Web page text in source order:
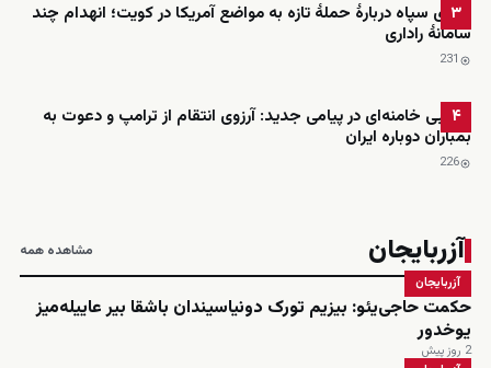
۳
ادعای سپاه دربارهٔ حملهٔ تازه به مواضع آمریکا در کویت؛ انهدام چند
سامانهٔ راداری
231
۴
مجتبی خامنه‌ای در پیامی جدید: آرزوی انتقام از ترامپ و دعوت به
بمباران دوباره ایران
226
آزربایجان مشاهده همه
آزربایجان
حکمت حاجی‌یئو: بیزیم تورک دونیاسیندان باشقا بیر عاییله‌میز
یوخدور
2 روز پیش